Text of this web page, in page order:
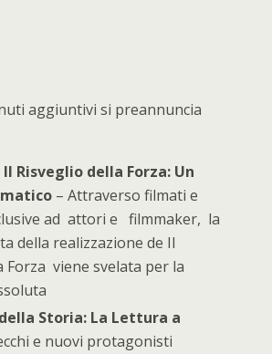
aggiuntivi si preannuncia
Risveglio della Forza: Un
– Attraverso filmati e
ad attori e filmmaker, la
della realizzazione de Il
Forza viene svelata per la
Storia: La Lettura a
e nuovi protagonisti